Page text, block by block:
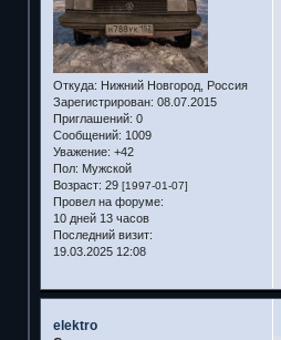
Откуда: Нижний Новгород, Россия
Зарегистрирован: 08.07.2015
Приглашений: 0
Сообщений: 1009
Уважение: +42
Пол: Мужской
Возраст: 29 [1997-01-07]
Провел на форуме:
10 дней 13 часов
Последний визит:
19.03.2025 12:08
elektro